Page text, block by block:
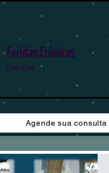
Agende sua consulta